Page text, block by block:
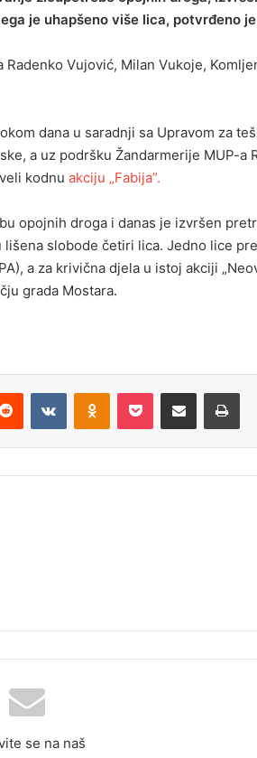
je uhapšeno više lica, potvrđeno je
Radenko Vujović, Milan Vukoje,
dana u saradnji sa Upravom za
a uz podršku Žandarmerije MUP-a
kodnu akciju „Fabija”.
opojnih droga i danas je izvršen
slobode četiri lica. Jedno lice
a za krivična djela u istoj akciji
grada Mostara.
se na naš